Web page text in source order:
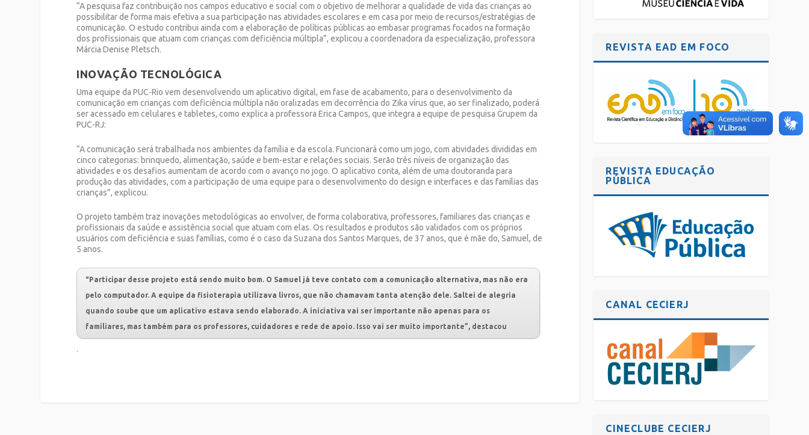
“A pesquisa faz contribuição nos campos educativo e social com o objetivo de melhorar a qualidade de vida das crianças ao
possibilitar de forma mais efetiva a sua participação nas atividades escolares e em casa por meio de recursos/estratégias de
comunicação. O estudo contribui ainda com a elaboração de políticas públicas ao embasar programas focados na formação
dos profissionais que atuam com crianças com deficiência múltipla”, explicou a coordenadora da especialização,professora
Márcia Denise Pletsch.
INOVAÇÃO TECNOLÓGICA
Uma equipe da PUC-Rio vem desenvolvendo um aplicativo digital, em fase de acabamento, para o desenvolvimento da
comunicação em crianças com deficiência múltipla não oralizadas em decorrência do Zika vírus que, ao ser finalizado, poderá
ser acessado em celulares e tabletes, como explica a professora Erica Campos, que integra a equipe de pesquisa Grupem da
PUC-RJ:
“A comunicação será trabalhada nos ambientes da família e da escola. Funcionará como um jogo, com atividades divididas em
cinco categorias: brinquedo, alimentação, saúde e bem-estar e relações sociais. Serão três níveis de organização das
atividades e os desafios aumentam de acordo com o avanço no jogo. O aplicativo conta, além de uma doutoranda para
produção das atividades, com a participação de uma equipe para o desenvolvimento do design e interfaces e das famílias das
crianças”, explicou.
O projeto também traz inovações metodológicas ao envolver, de forma colaborativa, professores, familiares das crianças e
profissionais da saúde e assistência social que atuam com elas. Os resultados e produtos são validados com os próprios
usuários com deficiência e suas famílias, como é o caso daSuzana dos Santos Marques, de 37 anos, que é mãe do, Samuel, de
5 anos.
“Participar desse projeto está sendo muito bom. O Samuel já teve contato com a comunicação alternativa, mas não era
pelo computador. A equipe da fisioterapia utilizava livros, que não chamavam tanta atenção dele. Saltei de alegria
quando soube que um aplicativo estava sendo elaborado. A iniciativa vai ser importante não apenas para os
familiares, mas também para os professores, cuidadores e rede de apoio. Isso vai ser muito importante”, destacou
.
REVISTA EAD EM FOCO
REVISTA EDUCAÇÃO
PÚBLICA
CANAL CECIERJ
CINECLUBE CECIERJ